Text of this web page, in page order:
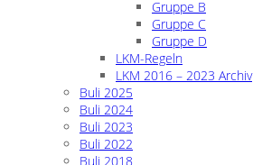
Gruppe B
Gruppe C
Gruppe D
LKM-Regeln
LKM 2016 – 2023 Archiv
Buli 2025
Buli 2024
Buli 2023
Buli 2022
Buli 2018